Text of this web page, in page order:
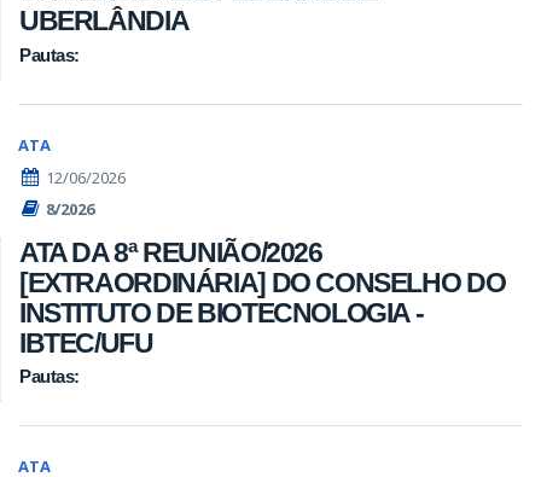
UBERLÂNDIA
Pautas:
ATA
12/06/2026
8/2026
ATA DA 8ª REUNIÃO/2026
[EXTRAORDINÁRIA] DO CONSELHO DO
INSTITUTO DE BIOTECNOLOGIA -
IBTEC/UFU
Pautas:
ATA